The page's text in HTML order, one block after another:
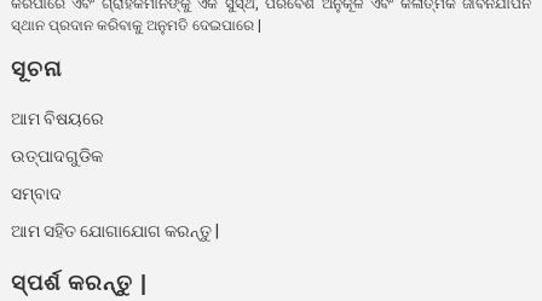
କରିପାରେ ଏବଂ ଗ୍ରାହକମାନଙ୍କୁ ଏକ ସୁସ୍ଥ, ପରିବେଶ ଅନୁକୂଳ ଏବଂ କଳାତ୍ମକ ଜୀବନଯାପନ
ସ୍ଥାନ ପ୍ରଦାନ କରିବାକୁ ଅନୁମତି ଦେଇପାରେ |
ସୂଚନା
ଆମ ବିଷୟରେ
ଉତ୍ପାଦଗୁଡିକ
ସମ୍ବାଦ
ଆମ ସହିତ ଯୋଗାଯୋଗ କରନ୍ତୁ |
ସ୍ପର୍ଶ କରନ୍ତୁ |